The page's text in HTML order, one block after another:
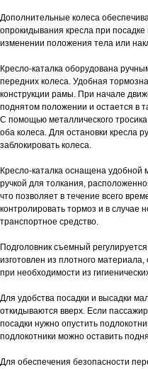
Дополнительные колеса
опрокидывания кресла при
изменении положения тела или
Кресло-каталка оборудована
передних колеса. Удобная
конструкции рамы. При начале
поднятом положении и остается в
С помощью металлического
оба колеса. Для остановки кресла
заблокировать колеса.
Кресло-каталка оснащена удобной
ручкой для толкания,
что позволяет в течение всего
контролировать тормоз и в случае
транспортное средство.
Подголовник съемный
изготовлен из плотного
при необходимости из
Для удобства посадки и высадки
откидываются вверх. Если
посадки нужно опустить
подлокотники можно оставить
Для обеспечения безопасности